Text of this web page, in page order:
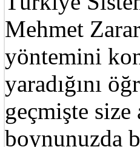
Mehmet
yöntemini
yaradığını
geçmişte size
boynunuzda